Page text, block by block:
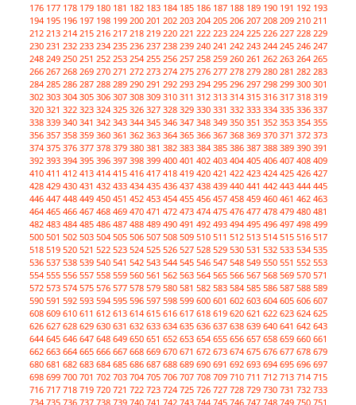
176 177 178 179 180 181 182 183 184 185 186 187 188 189 190 191 192 193
194 195 196 197 198 199 200 201 202 203 204 205 206 207 208 209 210 211
212 213 214 215 216 217 218 219 220 221 222 223 224 225 226 227 228 229
230 231 232 233 234 235 236 237 238 239 240 241 242 243 244 245 246 247
248 249 250 251 252 253 254 255 256 257 258 259 260 261 262 263 264 265
266 267 268 269 270 271 272 273 274 275 276 277 278 279 280 281 282 283
284 285 286 287 288 289 290 291 292 293 294 295 296 297 298 299 300 301
302 303 304 305 306 307 308 309 310 311 312 313 314 315 316 317 318 319
320 321 322 323 324 325 326 327 328 329 330 331 332 333 334 335 336 337
338 339 340 341 342 343 344 345 346 347 348 349 350 351 352 353 354 355
356 357 358 359 360 361 362 363 364 365 366 367 368 369 370 371 372 373
374 375 376 377 378 379 380 381 382 383 384 385 386 387 388 389 390 391
392 393 394 395 396 397 398 399 400 401 402 403 404 405 406 407 408 409
410 411 412 413 414 415 416 417 418 419 420 421 422 423 424 425 426 427
428 429 430 431 432 433 434 435 436 437 438 439 440 441 442 443 444 445
446 447 448 449 450 451 452 453 454 455 456 457 458 459 460 461 462 463
464 465 466 467 468 469 470 471 472 473 474 475 476 477 478 479 480 481
482 483 484 485 486 487 488 489 490 491 492 493 494 495 496 497 498 499
500 501 502 503 504 505 506 507 508 509 510 511 512 513 514 515 516 517
518 519 520 521 522 523 524 525 526 527 528 529 530 531 532 533 534 535
536 537 538 539 540 541 542 543 544 545 546 547 548 549 550 551 552 553
554 555 556 557 558 559 560 561 562 563 564 565 566 567 568 569 570 571
572 573 574 575 576 577 578 579 580 581 582 583 584 585 586 587 588 589
590 591 592 593 594 595 596 597 598 599 600 601 602 603 604 605 606 607
608 609 610 611 612 613 614 615 616 617 618 619 620 621 622 623 624 625
626 627 628 629 630 631 632 633 634 635 636 637 638 639 640 641 642 643
644 645 646 647 648 649 650 651 652 653 654 655 656 657 658 659 660 661
662 663 664 665 666 667 668 669 670 671 672 673 674 675 676 677 678 679
680 681 682 683 684 685 686 687 688 689 690 691 692 693 694 695 696 697
698 699 700 701 702 703 704 705 706 707 708 709 710 711 712 713 714 715
716 717 718 719 720 721 722 723 724 725 726 727 728 729 730 731 732 733
734 735 736 737 738 739 740 741 742 743 744 745 746 747 748 749 750 751